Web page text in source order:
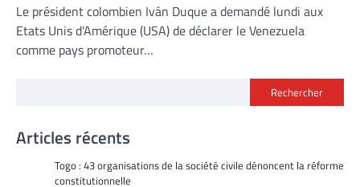
Le président colombien Iván Duque a demandé lundi aux
Etats Unis d’Amérique (USA) de déclarer le Venezuela
comme pays promoteur…
Rechercher
Articles récents
Togo : 43 organisations de la société civile dénoncent la réforme
constitutionnelle